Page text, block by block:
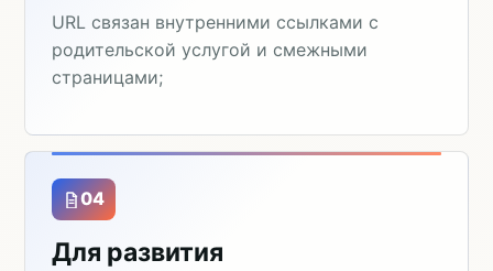
URL связан внутренними ссылками с
родительской услугой и смежными
страницами;
04
Для развития